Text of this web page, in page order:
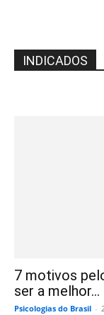
INDICADOS
7 motivos
ser a melhor...
Psicologias do Brasil -